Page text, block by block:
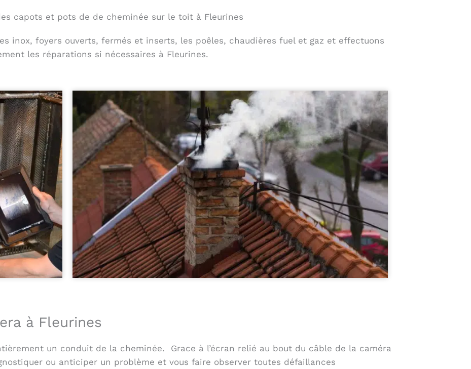
capots et pots de de cheminée sur le toit à Fleurines
inox, foyers ouverts, fermés et inserts, les poêles, chaudières fuel et gaz et effectuons
les réparations si nécessaires à Fleurines.
à Fleurines
un conduit de la cheminée. Grace à l’écran relié au bout du câble de la caméra
ou anticiper un problème et vous faire observer toutes défaillances